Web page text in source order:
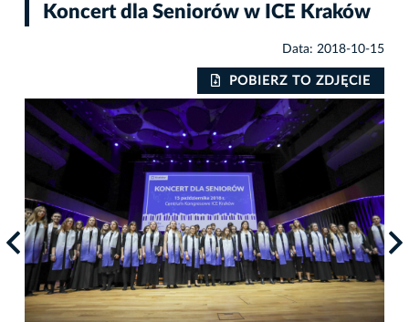
Koncert dla Seniorów w ICE Kraków
Data: 2018-10-15
POBIERZ TO ZDJĘCIE